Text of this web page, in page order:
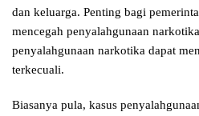
dan keluarga. Penting bagi
mencegah penyalahgunaan
penyalahgunaan narkotika dapat
terkecuali.
Biasanya pula, kasus